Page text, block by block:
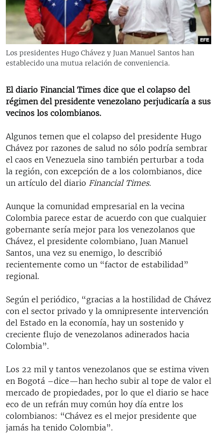
RADIO MARTÍ
ESPECIALES
ESPECIALES
LA REALIDAD DE LA VIVIENDA EN CUBA
LOS SANTOS DE HIALEAH
LA INVASIÓN DE RUSIA A UCRANIA
MULTIMEDIA
EDITORIALES
SÍGUENOS
Los presidentes Hugo Chávez y Juan Manuel Santos han
establecido una mutua relación de conveniencia.
El diario Financial Times dice que el colapso del
régimen del presidente venezolano perjudicaría a sus
vecinos los colombianos.
Algunos temen que el colapso del presidente Hugo
Chávez por razones de salud no sólo podría sembrar
el caos en Venezuela sino también perturbar a toda
la región, con excepción de a los colombianos, dice
un artículo del diario Financial Times.
Aunque la comunidad empresarial en la vecina
Colombia parece estar de acuerdo con que cualquier
gobernante sería mejor para los venezolanos que
Chávez, el presidente colombiano, Juan Manuel
Santos, una vez su enemigo, lo describió
recientemente como un “factor de estabilidad”
regional.
Según el periódico, “gracias a la hostilidad de Chávez
con el sector privado y la omnipresente intervención
del Estado en la economía, hay un sostenido y
creciente flujo de venezolanos adinerados hacia
Colombia”.
Los 22 mil y tantos venezolanos que se estima viven
en Bogotá –dice—han hecho subir al tope de valor el
mercado de propiedades, por lo que el diario se hace
eco de un refrán muy común hoy día entre los
colombianos: “Chávez es el mejor presidente que
jamás ha tenido Colombia”.